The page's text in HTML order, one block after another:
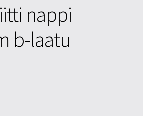
nappi
b-laatu